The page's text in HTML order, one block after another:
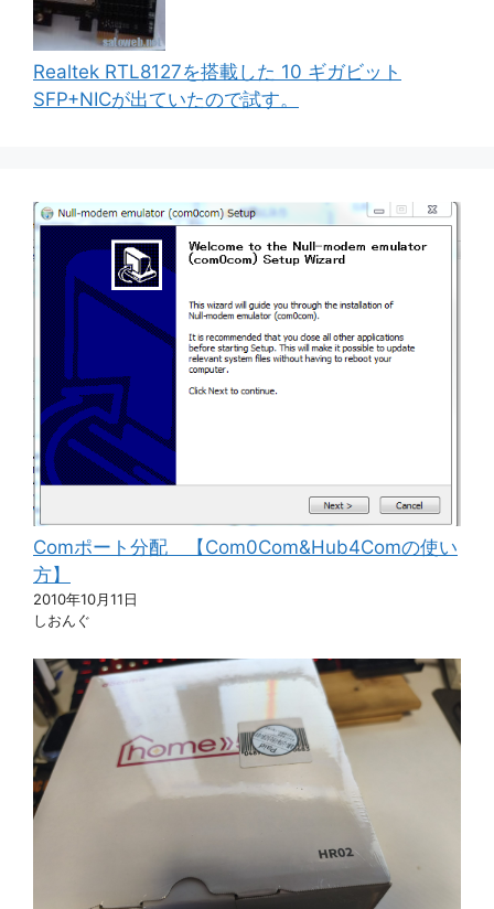
Realtek RTL8127を搭載した 10 ギガビット
SFP+NICが出ていたので試す。
Comポート分配 【Com0Com&Hub4Comの使い
方】
2010年10月11日
しおんぐ